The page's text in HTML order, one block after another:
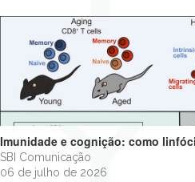
SBI Comunicação
06 de julho de 2026